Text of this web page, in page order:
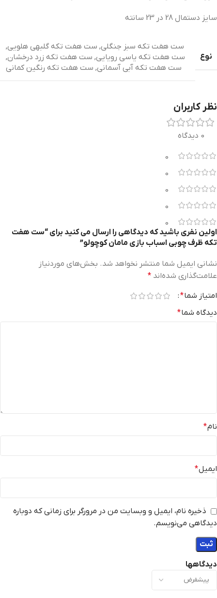
سایز دستمال 28 در 23 سانته
نوع
ست هفت تکه سبز جنگلی, ست هفت تکه گلبهی هلویی,
ست هفت تکه یاسی رویایی, ست هفت تکه زرد درخشان,
ست هفت تکه آبی آسمانی, ست هفت تکه رنگین کمانی
نظر کاربران
0 دیدگاه
0
0
0
0
0
دیدگاهها
اولین نفری باشید که دیدگاهی را ارسال می کنید برای “ست هفت
تکه ظرف چوبی اسباب بازی مامان کوچولو”
نشانی ایمیل شما منتشر نخواهد شد. بخش‌های موردنیاز
علامت‌گذاری شده‌اند *
امتیاز شما*
دیدگاه شما*
نام*
ایمیل*
ذخیره نام، ایمیل و وبسایت من در مرورگر برای زمانی که دوباره
دیدگاهی می‌نویسم.